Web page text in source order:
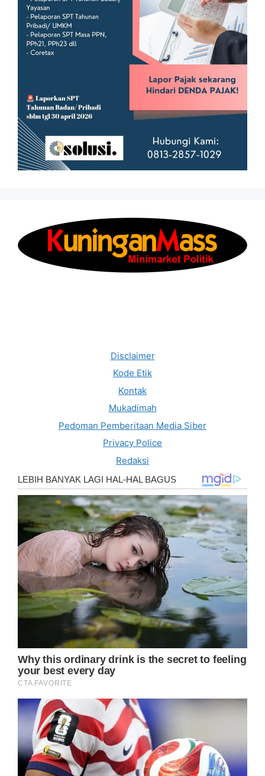
Disclaimer
Kode Etik
Kontak
Mukadimah
Pedoman Pemberitaan Media Siber
Privacy Police
Redaksi